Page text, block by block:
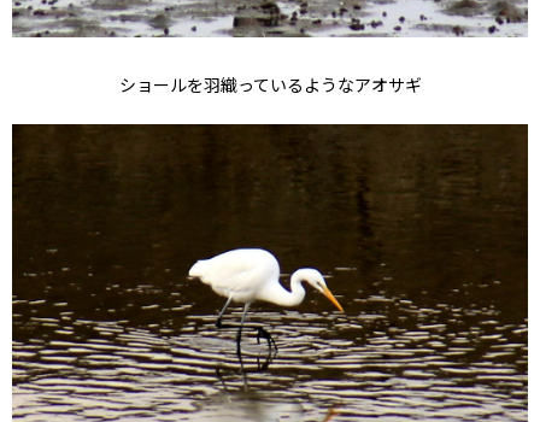
ショールを羽織っているようなアオサギ